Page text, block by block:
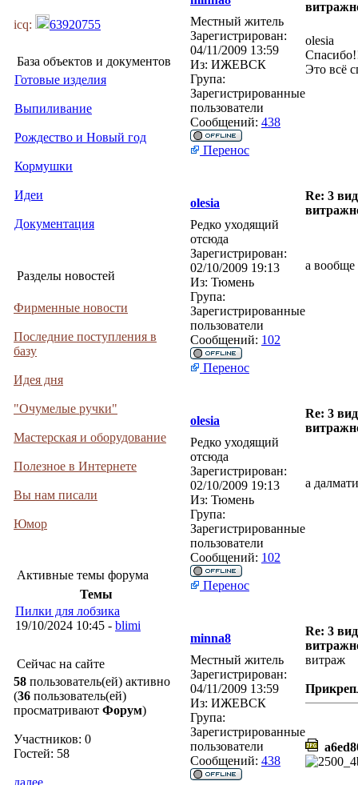
icq: 63920755
База объектов и документов
Готовые изделия
Выпиливание
Рождество и Новый год
Кормушки
Идеи
Документация
Разделы новостей
Фирменные новости
Последние поступления в
базу
Идея дня
"Очумелые ручки"
Мастерская и оборудование
Полезное в Интернете
Вы нам писали
Юмор
Активные темы форума
Темы
Пилки для лобзика
19/10/2024 10:45 - blimi
Сейчас на сайте
58 пользователь(ей) активно
(36 пользователь(ей)
просматривают Форум)
Участников: 0
Гостей: 58
далее...
Местный житель
Зарегистрирован:
04/11/2009 13:59
Из: ИЖЕВСК
Група:
Зарегистрированные
пользователи
Сообщений: 438
olesia
Это всё
Перенос
olesia
Re: 3
Редко уходящий
отсюда
Зарегистрирован:
02/10/2009 19:13
Из: Тюмень
Група:
Зарегистрированные
пользователи
Сообщений: 102
а вообще
Перенос
olesia
Re: 3
Редко уходящий
отсюда
Зарегистрирован:
02/10/2009 19:13
Из: Тюмень
Група:
Зарегистрированные
пользователи
Сообщений: 102
а
Перенос
minna8
Re: 3
Местный житель
Зарегистрирован:
04/11/2009 13:59
Из: ИЖЕВСК
Група:
Зарегистрированные
пользователи
Сообщений: 438
витраж